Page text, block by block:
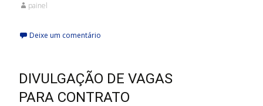
painel
Deixe um comentário
DIVULGAÇÃO DE VAGAS
PARA CONTRATO